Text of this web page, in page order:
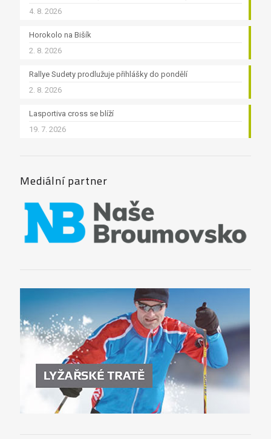
4. 8. 2026
Horokolo na Bišík
2. 8. 2026
Rallye Sudety prodlužuje přihlášky do pondělí
2. 8. 2026
Lasportiva cross se blíží
19. 7. 2026
Mediální partner